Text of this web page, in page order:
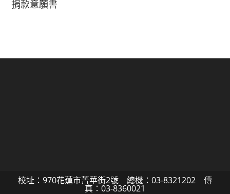
捐款意願書
校址：970花蓮市菁華街2號 總機：03-8321202 傳
真：03-8360021